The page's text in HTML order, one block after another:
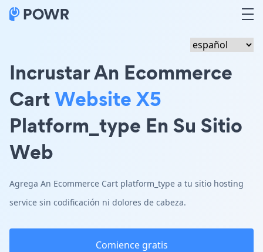
Incrustar An Ecommerce
CartWebsite X5
Platform_type En Su Sitio
Web
Agrega An Ecommerce Cart platform_type a tu sitio hosting
service sin codificación ni dolores de cabeza.
Comience gratis